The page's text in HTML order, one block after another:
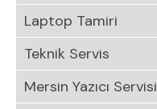
Laptop Tamiri
Teknik Servis
Mersin Yazıcı Servisi